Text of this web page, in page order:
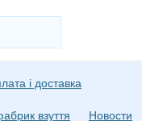
і доставка
взуття Новости